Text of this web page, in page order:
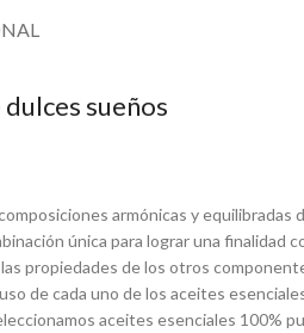
sueños
armónicas y equilibradas
única para lograr una finalidad
propiedades de los otros
de cada uno de los aceites
aceites esenciales 100%